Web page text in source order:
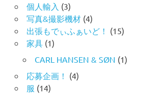
個人輸入 (3)
写真&撮影機材(4)
出張もでぃふぁいど！ (15)
家具(1)
CARL HANSEN & SØN (1)
応募企画！ (4)
服 (14)